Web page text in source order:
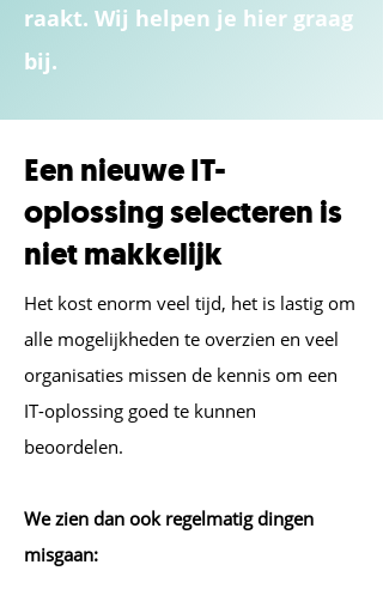
raakt. Wij helpen je hier graag
bij.
Een nieuwe IT-
oplossing selecteren is
niet makkelijk
Het kost enorm veel tijd, het is lastig om
alle mogelijkheden te overzien en veel
organisaties missen de kennis om een
IT-oplossing goed te kunnen
beoordelen.
We zien dan ook regelmatig dingen
misgaan: